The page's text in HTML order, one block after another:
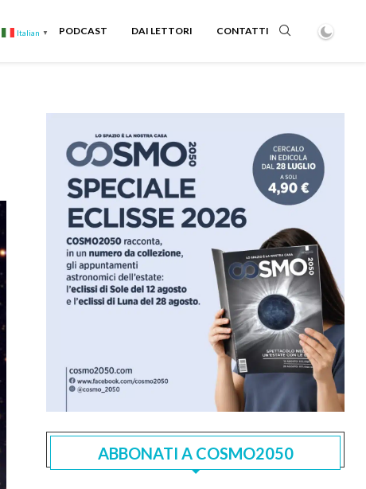
Italian ▼ PODCAST DAI LETTORI CONTATTI
ABBONATI A COSMO2050